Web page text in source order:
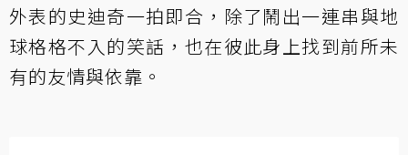
外表的史迪奇一拍即合，除了鬧出一連串與地
球格格不入的笑話，也在彼此身上找到前所未
有的友情與依靠。